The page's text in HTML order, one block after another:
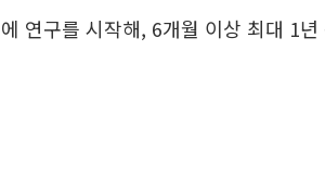
에 연구를 시작해, 6개월 이상 최대 1